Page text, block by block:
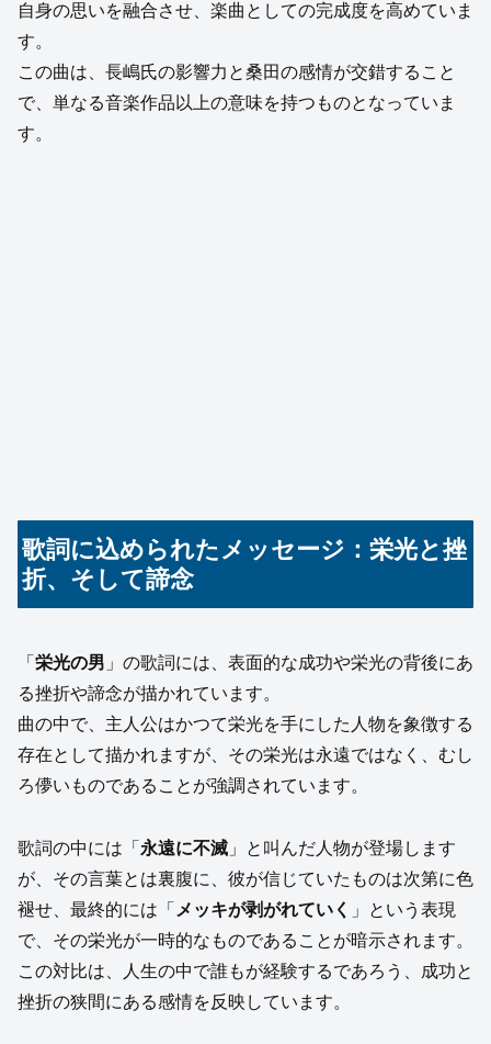
自身の思いを融合させ、楽曲としての完成度を高めていま
す。
この曲は、長嶋氏の影響力と桑田の感情が交錯すること
で、単なる音楽作品以上の意味を持つものとなっていま
す。
歌詞に込められたメッセージ：栄光と挫
折、そして諦念
「 栄光の男 」の歌詞には、表面的な成功や栄光の背後にあ
る挫折や諦念が描かれています。
曲の中で、主人公はかつて栄光を手にした人物を象徴する
存在として描かれますが、その栄光は永遠ではなく、むし
ろ儚いものであることが強調されています。
歌詞の中には「 永遠に不滅 」と叫んだ人物が登場します
が、その言葉とは裏腹に、彼が信じていたものは次第に色
褪せ、最終的には「 メッキが剥がれていく 」という表現
で、その栄光が一時的なものであることが暗示されます。
この対比は、人生の中で誰もが経験するであろう、成功と
挫折の狭間にある感情を反映しています。